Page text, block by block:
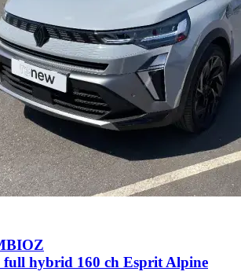
full hybrid 160 ch Esprit Alpine